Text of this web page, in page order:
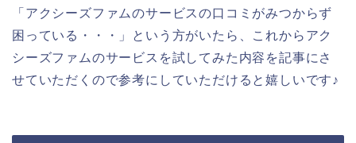
「アクシーズファムのサービスの口コミがみつからず
困っている・・・」という方がいたら、これからアク
シーズファムのサービスを試してみた内容を記事にさ
せていただくので参考にしていただけると嬉しいです♪